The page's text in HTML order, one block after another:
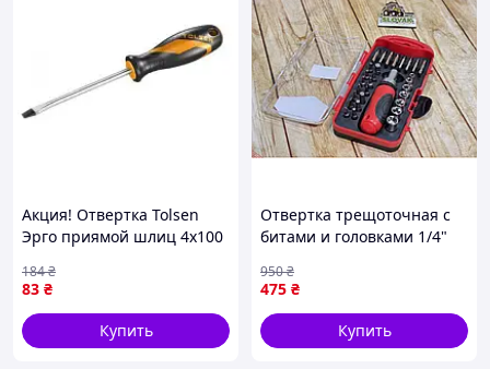
Акция! Отвертка Tolsen
Эрго приямой шлиц 4х100
цене!
83 ₴
184₴
Купить
Отвертка трещоточная с
битами и головками 1/4"
домашних условиях и
ремонте
475 ₴
950₴
Купить